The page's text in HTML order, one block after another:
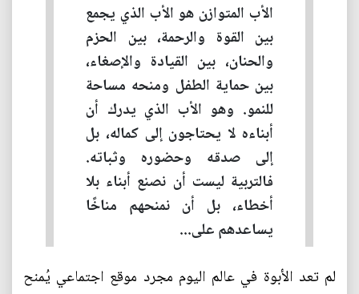
الأب المتوازن هو الأب الذي يجمع
بين القوة والرحمة، بين الحزم
والحنان، بين القيادة والإصغاء،
بين حماية الطفل ومنحه مساحة
للنمو. وهو الأب الذي يدرك أن
أبناءه لا يحتاجون إلى كماله، بل
إلى صدقه وحضوره وثباته.
فالتربية ليست أن نصنع أبناء بلا
أخطاء، بل أن نمنحهم مناخًا
يساعدهم على...
لم تعد الأبوة في عالم اليوم مجرد موقع اجتماعي يُمنح